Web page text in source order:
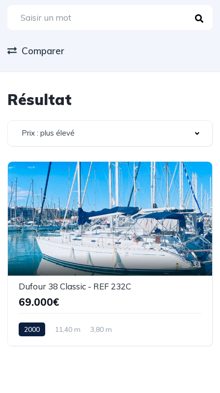
Comparer
Résultat
Prix : plus élevé
31
Dufour 38 Classic - REF 232C
69.000€
2000 11,40 m 3,80 m